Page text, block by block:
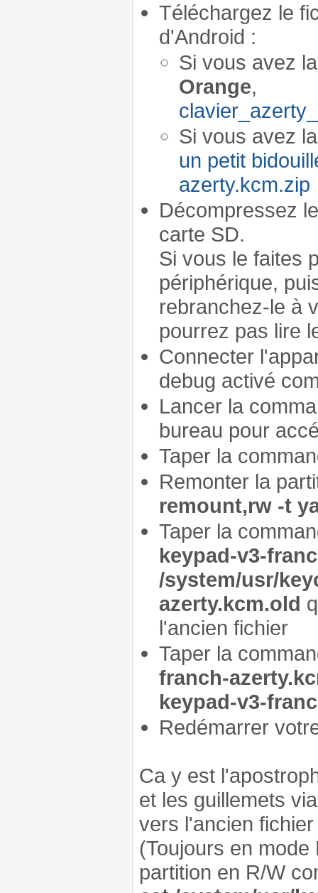
Téléchargez le
d'Android :
Si vous avez
Orange,
Si vous avez
un petit
azerty.kcm.zip
Décompressez
carte SD.
Si vous le faites
périphérique,
rebranchez-le à
pourrez pas lire
Connecter
debug activé
Lancer la
bureau pour
Taper la
Remonter la
remount,rw -t
Taper la
keypad-v3-
/system/usr/
azerty.kcm.old
l'ancien fichier
Taper la
franch-
keypad-v3-
Redémarrer
Ca y est
et les guillemets
vers l'ancien
(Toujours en
partition en R/W